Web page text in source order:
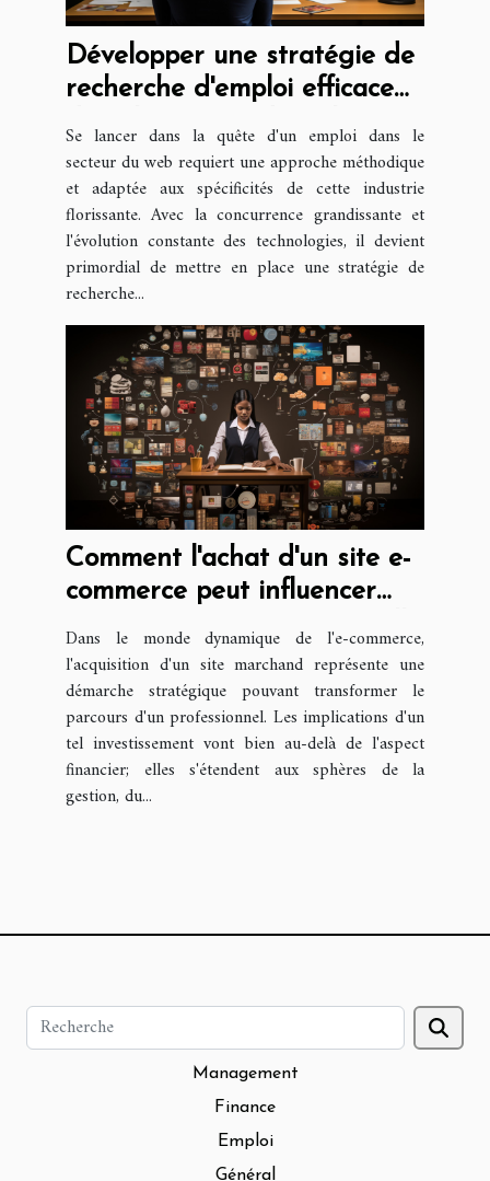
Développer une stratégie de
recherche d'emploi efficace
Se lancer dans la quête d'un emploi dans le
secteur du web requiert une approche méthodique
et adaptée aux spécificités de cette industrie
florissante. Avec la concurrence grandissante et
l'évolution constante des technologies, il devient
primordial de mettre en place une stratégie de
recherche...
Comment l'achat d'un site e-
commerce peut influencer
votre carrière professionnelle
Dans le monde dynamique de l'e-commerce,
l'acquisition d'un site marchand représente une
démarche stratégique pouvant transformer le
parcours d'un professionnel. Les implications d'un
tel investissement vont bien au-delà de l'aspect
financier; elles s'étendent aux sphères de la
gestion, du...
Management
Finance
Emploi
Général